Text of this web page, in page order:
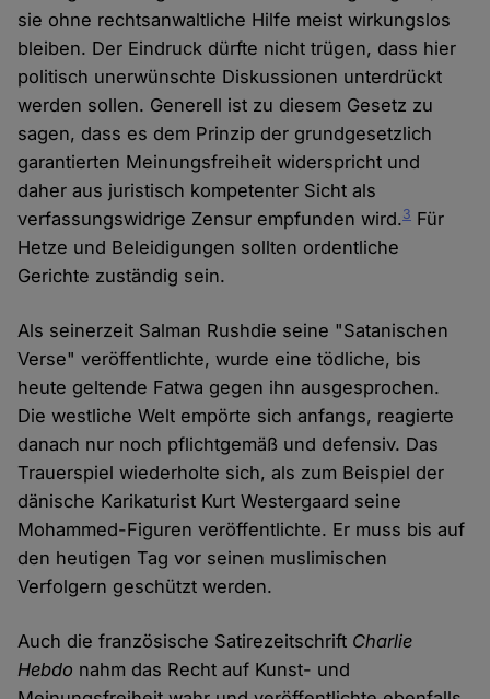
sie ohne rechtsanwaltliche Hilfe meist wirkungslos
bleiben. Der Eindruck dürfte nicht trügen, dass hier
politisch unerwünschte Diskussionen unterdrückt
werden sollen. Generell ist zu diesem Gesetz zu
sagen, dass es dem Prinzip der grundgesetzlich
garantierten Meinungsfreiheit widerspricht und
daher aus juristisch kompetenter Sicht als
verfassungswidrige Zensur empfunden wird.3 Für
Hetze und Beleidigungen sollten ordentliche
Gerichte zuständig sein.
Als seinerzeit Salman Rushdie seine "Satanischen
Verse" veröffentlichte, wurde eine tödliche, bis
heute geltende Fatwa gegen ihn ausgesprochen.
Die westliche Welt empörte sich anfangs, reagierte
danach nur noch pflichtgemäß und defensiv. Das
Trauerspiel wiederholte sich, als zum Beispiel der
dänische Karikaturist Kurt Westergaard seine
Mohammed-Figuren veröffentlichte. Er muss bis auf
den heutigen Tag vor seinen muslimischen
Verfolgern geschützt werden.
Auch die französische Satirezeitschrift Charlie
Hebdo nahm das Recht auf Kunst- und